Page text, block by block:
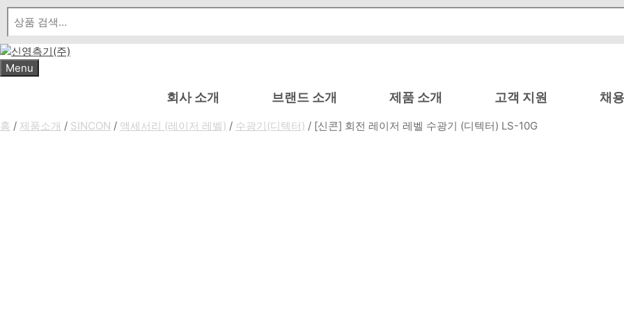
Skip
content
Menu
회사 소개 브랜드 소개 제품 소개 고객 지원 채
홈 / 제품소개 / SINCON / 액세서리 (레이저 레벨) / 수광기(디텍터) / [신콘] 회전 레이저 레벨 수광기 (디텍터) LS-10G